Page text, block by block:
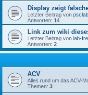
Display zeigt
Letzter Beitrag von
Antworten: 14
Link zum wiki
Letzter Beitrag von lab-
Antworten: 2
ACV
Alles rund um das ACV-
Themen: 3